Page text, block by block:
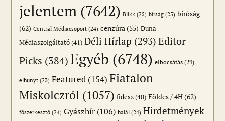
jelentem (7642) Blikk (25) bírság (25) bíróság
(62) Central Médiacsoport (24) cenzúra (55) Duna
Médiaszolgáltató(41) Déli Hírlap (293) Editor
Picks (384)Egyéb (6748) elbocsátás (29)
elhunyt (23) Featured (154) Fiatalon
Miskolczról (1057) fidesz(40) Földes / 4H(62)
főszerkesztő (24) Gyászhír (106) halál (24) Hirdetmények